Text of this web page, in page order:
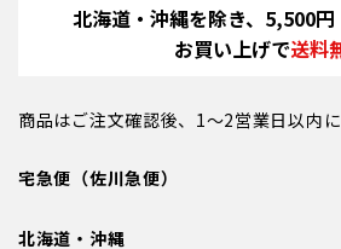
北海道・沖縄を除き、5,500
お買い上げで送料
商品はご注文確認後、1～2営業日以内に
宅急便（佐川急便）
北海道・沖縄